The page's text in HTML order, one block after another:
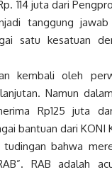
114 juta dari
tanggung jawab
satu kesatuan
kembali oleh
Namun
Rp125 juta
bantuan dari KONI
bahwa
RAB adalah